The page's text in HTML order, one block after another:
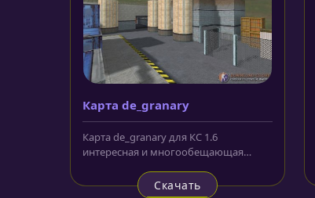
Карта de_granary
Карта de_granary для КС 1.6
интересная и многообещающая
поскольку...
Скачать